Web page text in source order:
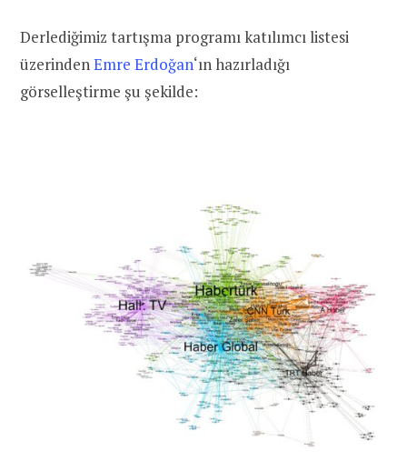
Derlediğimiz tartışma programı katılımcı listesi
üzerindenEmre Erdoğan‘ınhazırladığı
görselleştirme şu şekilde: